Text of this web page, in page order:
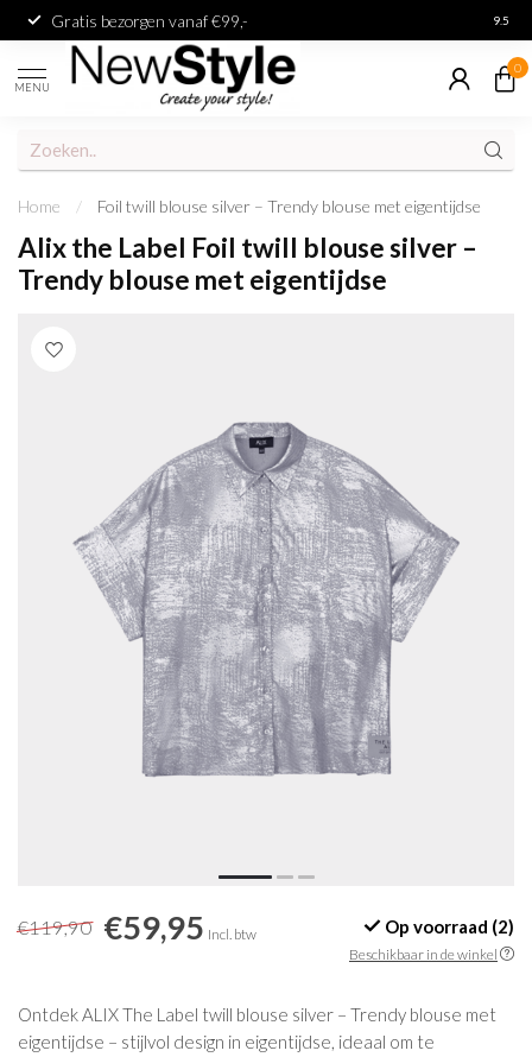
Gratis bezorgen vanaf €99,- 9.5
MENU
0
Home / Foil twill blouse silver – Trendy blouse met eigentijdse
Alix the Label Foil twill blouse silver –
Trendy blouse met eigentijdse
€119,90 €59,95 Incl. btw Op voorraad (2)
Beschikbaar in de winkel
Ontdek ALIX The Label twill blouse silver – Trendy blouse met
eigentijdse – stijlvol design in eigentijdse, ideaal om te